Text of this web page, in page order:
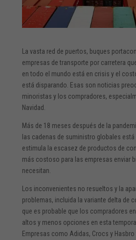
La vasta red de puertos, buques
empresas de transporte por carretera
en todo el mundo está en crisis y el
está disparando. Esas son noticias
minoristas y los compradores,
Navidad.
Más de 18 meses después de la
las cadenas de suministro globales
estimula la escasez de productos de
más costoso para las empresas enviar
necesitan.
Los inconvenientes no resueltos y la
problemas, incluida la variante delta de
que es probable que los compradores
altos y menos opciones en esta
Empresas como Adidas, Crocs y